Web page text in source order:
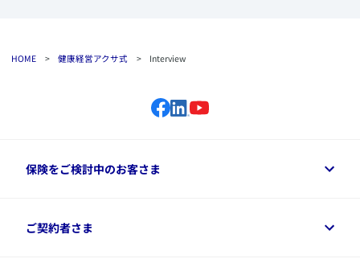
HOME > 健康経営アクサ式 > Interview
保険をご検討中のお客さま
保険をご検討中のお客さまトップ
ご契約者さま